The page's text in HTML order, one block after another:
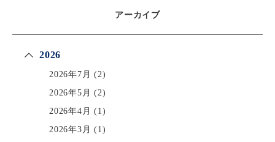
アーカイブ
2026
2026年7月 (2)
2026年5月 (2)
2026年4月 (1)
2026年3月 (1)